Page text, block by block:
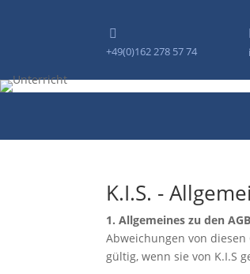

+49(0)162 278 57 74
K.I.S. -
1. Allgemeines zu den AGB
Abweichungen von
gültig, wenn sie von K.I.S